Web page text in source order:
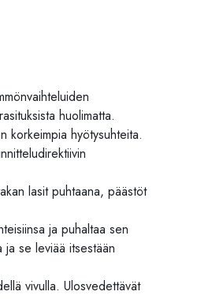
huolimatta.
korkeimpia hyötysuhteita.
lasit puhtaana, päästöt
ja puhaltaa sen
ja se leviää itsestään
vivulla. Ulosvedettävät